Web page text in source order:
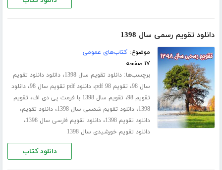
دانلود تقویم رسمی سال 1398
موضوع:کتاب‌های عمومی
۱۷ صفحه
برچسب‌ها:دانلود تقویم سال 1398 ،دانلود دانلود تقویم
سال 98
، تقویم 98 pdf ،دانلود pdf تقویم سال 98 ،دانلود
تقویم 98
، تقویم سال 1398 با فرمت پی دی اف ، تقویم
1398،دانلود تقویم شمسی سال 1398 ،دانلود تقویم،
دانلود تقویم 1398 ،دانلود تقویم فارسی سال 1398 ،
دانلود تقویم خورشیدی سال 1398
دانلود کتاب